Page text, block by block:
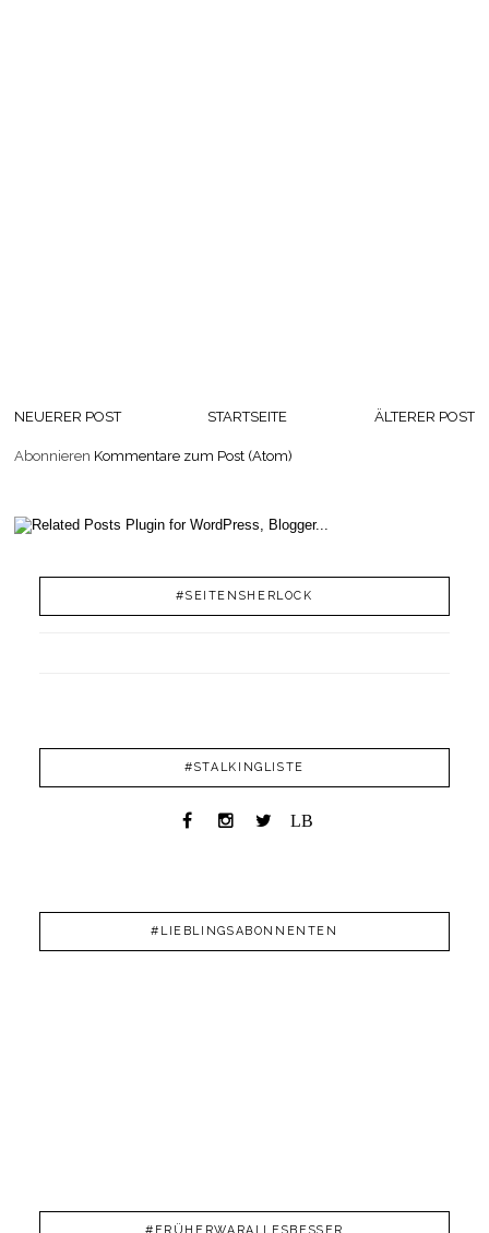
NEUERER POST ÄLTERER POST
STARTSEITE
Abonnieren Kommentare zum Post (Atom)
#SEITENSHERLOCK
#STALKINGLISTE
LB
#LIEBLINGSABONNENTEN